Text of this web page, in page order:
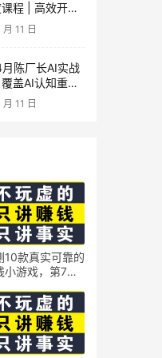
程 | 高效开
产系统实操课
11 日
陈厂长AI实战
盖AI认知重
与大模型解
11 日
10款真实可靠的
小游戏，第7款